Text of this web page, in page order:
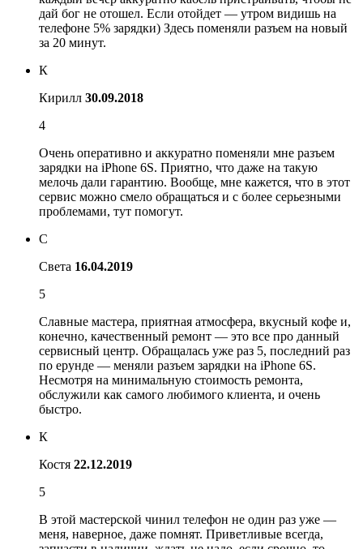
дай бог не отошел. Если отойдет — утром видишь на
телефоне 5% зарядки) Здесь поменяли разъем на новый
за 20 минут.
К
Кирилл 30.09.2018
4
Очень оперативно и аккуратно поменяли мне разъем
зарядки на iPhone 6S. Приятно, что даже на такую
мелочь дали гарантию. Вообще, мне кажется, что в этот
сервис можно смело обращаться и с более серьезными
проблемами, тут помогут.
С
Света 16.04.2019
5
Славные мастера, приятная атмосфера, вкусный кофе и,
конечно, качественный ремонт — это все про данный
сервисный центр. Обращалась уже раз 5, последний раз
по ерунде — меняли разъем зарядки на iPhone 6S.
Несмотря на минимальную стоимость ремонта,
обслужили как самого любимого клиента, и очень
быстро.
К
Костя 22.12.2019
5
В этой мастерской чинил телефон не один раз уже —
меня, наверное, даже помнят. Приветливые всегда,